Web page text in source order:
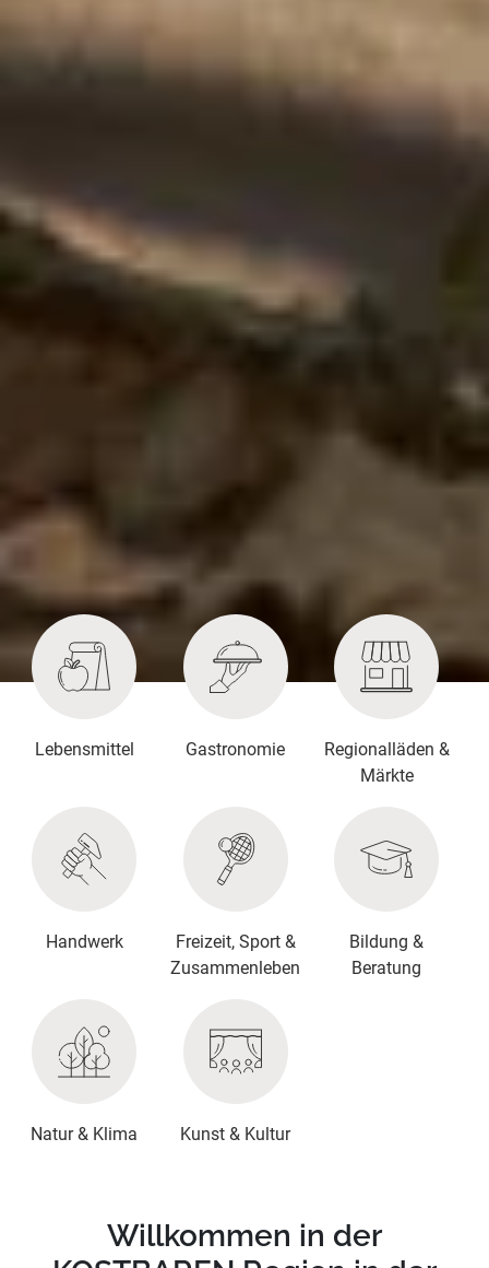
Lebensmittel Gastronomie
Regionalläden &
Märkte
Handwerk
Freizeit, Sport &
Zusammenleben
Bildung &
Beratung
Natur & Klima Kunst & Kultur
Willkommen in der